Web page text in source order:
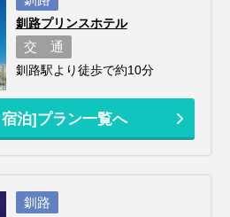
釧路プリンスホテル
交 通
釧路駅より徒歩で約10分
泊]プラン一覧へ
釧路